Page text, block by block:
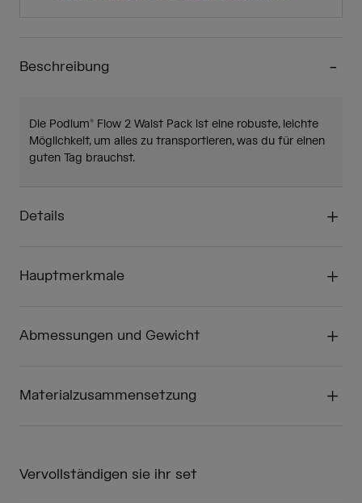
Beschreibung
Die Podium® Flow 2 Waist Pack ist eine robuste, leichte
Möglichkeit, um alles zu transportieren, was du für einen
guten Tag brauchst.
Details
Hauptmerkmale
Abmessungen und Gewicht
Materialzusammensetzung
Vervollständigen sie ihr set